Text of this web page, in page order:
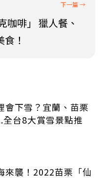
咖啡」 獵人餐、
！
會下雪？宜蘭、苗栗
全台8大賞雪景點推
來襲！2022苗栗「仙